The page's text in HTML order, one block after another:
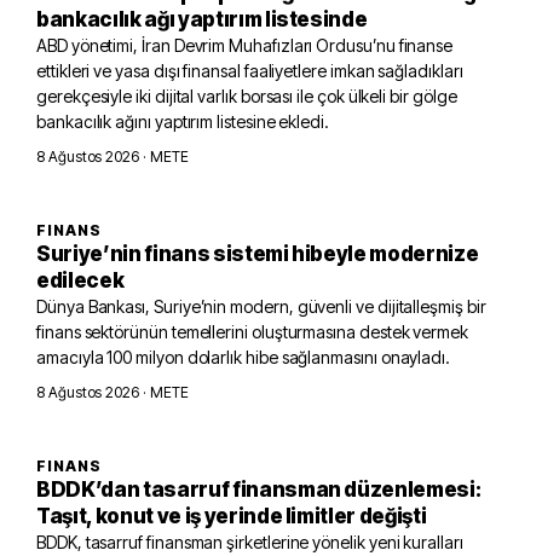
bankacılık ağı yaptırım listesinde
ABD yönetimi, İran Devrim Muhafızları Ordusu’nu finanse
ettikleri ve yasa dışı finansal faaliyetlere imkan sağladıkları
gerekçesiyle iki dijital varlık borsası ile çok ülkeli bir gölge
bankacılık ağını yaptırım listesine ekledi.
8 Ağustos 2026 · METE
FINANS
Suriye’nin finans sistemi hibeyle modernize
edilecek
Dünya Bankası, Suriye’nin modern, güvenli ve dijitalleşmiş bir
finans sektörünün temellerini oluşturmasına destek vermek
amacıyla 100 milyon dolarlık hibe sağlanmasını onayladı.
8 Ağustos 2026 · METE
FINANS
BDDK’dan tasarruf finansman düzenlemesi:
Taşıt, konut ve iş yerinde limitler değişti
BDDK, tasarruf finansman şirketlerine yönelik yeni kuralları